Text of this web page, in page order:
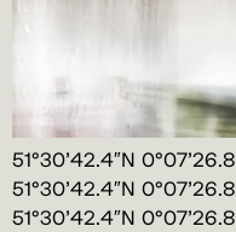
51°30’42.4″N
51°30’42.4″N
51°30’42.4″N